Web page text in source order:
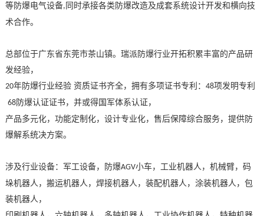
等防爆电气设备, 同时承接各类防爆改造及成套系统设计开发和横向技
术合作。
总部位于广东省东莞市茶山镇。瑞派防爆行业开拓积累丰富的产品研
发经验，
20年防爆行业经验 资质证书齐全， 拥有多项证书专利： 48项发明专利
68防爆认证证书，并或得国军体系认证，
产品多元化，功能定制化，设计专业化，售后保障综合服务，提供防
爆解系统决方案。
涉及行业设备：军工设备，防爆AGV小车，工业机器人，机械臂， 码
垛机器人，搬运机器人，焊接机器人，装配机器人，涂装机器人，包
装机器人，